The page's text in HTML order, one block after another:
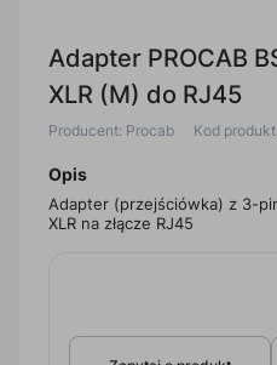
Adapter PROCAB
XLR (M) do RJ45
Producent: Procab Kod
Opis
Adapter (przejściówka) z 3-
XLR na złącze RJ45